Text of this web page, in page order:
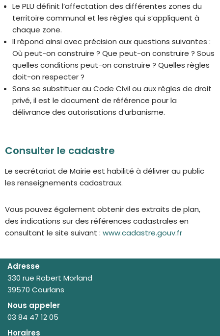
Le PLU définit l’affectation des différentes zones du
territoire communal et les règles qui s’appliquent à
chaque zone.
Il répond ainsi avec précision aux questions suivantes :
Où peut-on construire ? Que peut-on construire ? Sous
quelles conditions peut-on construire ? Quelles règles
doit-on respecter ?
Sans se substituer au Code Civil ou aux règles de droit
privé, il est le document de référence pour la
délivrance des autorisations d’urbanisme.
Consulter le cadastre
Le secrétariat de Mairie est habilité à délivrer au public
les renseignements cadastraux.
Vous pouvez également obtenir des extraits de plan,
des indications sur des références cadastrales en
consultant le site suivant : www.cadastre.gouv.fr
Adresse
330 rue Robert Morland
39570 Courlans
Nous appeler
03 84 47 12 05
Horaires